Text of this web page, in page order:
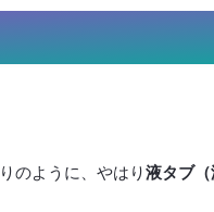
のように、やはり液タブ（